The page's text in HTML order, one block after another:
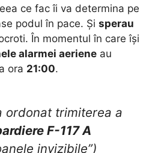
ce fac îi va determina pe
podul în pace. Și sperau
În momentul în care își
alarmei aeriene au
ora 21:00.
ordonat trimiterea a
F-117 A
invizibile”)